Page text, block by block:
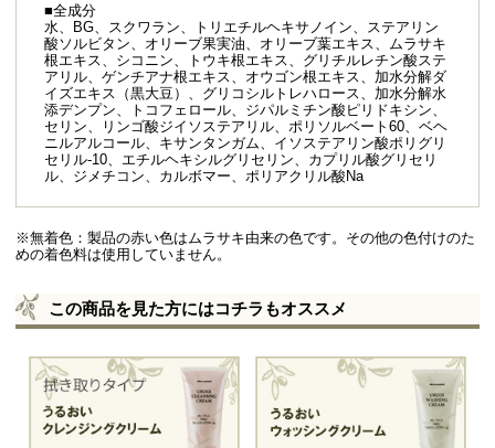
■全成分
水、BG、スクワラン、トリエチルヘキサノイン、ステアリン
酸ソルビタン、オリーブ果実油、オリーブ葉エキス、ムラサキ
根エキス、シコニン、トウキ根エキス、グリチルレチン酸ステ
アリル、ゲンチアナ根エキス、オウゴン根エキス、加水分解ダ
イズエキス（黒大豆）、グリコシルトレハロース、加水分解水
添デンプン、トコフェロール、ジパルミチン酸ピリドキシン、
セリン、リンゴ酸ジイソステアリル、ポリソルベート60、ベヘ
ニルアルコール、キサンタンガム、イソステアリン酸ポリグリ
セリル-10、エチルヘキシルグリセリン、カプリル酸グリセリ
ル、ジメチコン、カルボマー、ポリアクリル酸Na
※無着色：製品の赤い色はムラサキ由来の色です。その他の色付けのた
めの着色料は使用していません。
この商品を見た方にはコチラもオススメ